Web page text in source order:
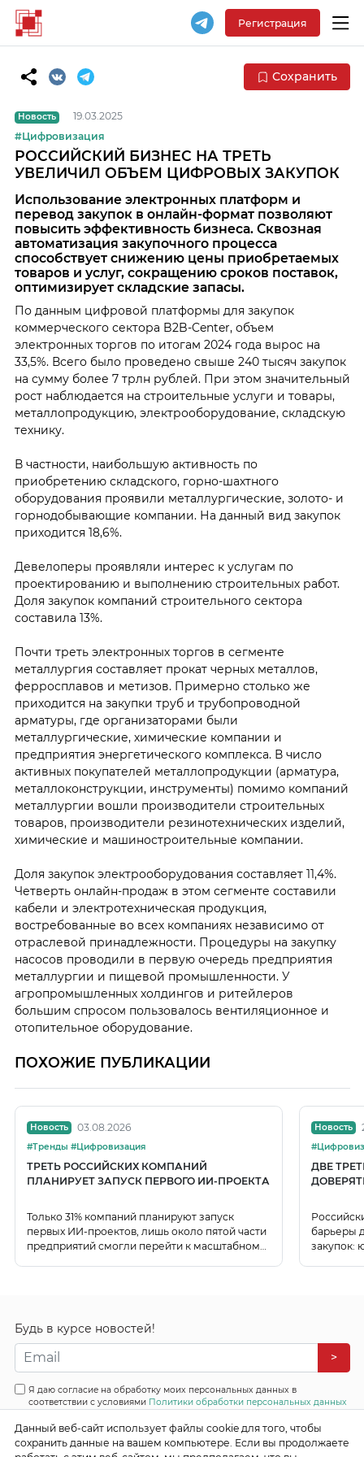
Регистрация
Сохранить
Новость
19.03.2025
#Цифровизация
РОССИЙСКИЙ БИЗНЕС НА ТРЕТЬ
УВЕЛИЧИЛ ОБЪЕМ ЦИФРОВЫХ ЗАКУПОК
Использование электронных платформ и
перевод закупок в онлайн-формат позволяют
повысить эффективность бизнеса. Сквозная
автоматизация закупочного процесса
способствует снижению цены приобретаемых
товаров и услуг, сокращению сроков поставок,
оптимизирует складские запасы.
По данным цифровой платформы для закупок
коммерческого сектора B2B-Center, объем
электронных торгов по итогам 2024 года вырос на
33,5%. Всего было проведено свыше 240 тысяч закупок
на сумму более 7 трлн рублей. При этом значительный
рост наблюдается на строительные услуги и товары,
металлопродукцию, электрооборудование, складскую
технику.
В частности, наибольшую активность по
приобретению складского, горно-шахтного
оборудования проявили металлургические, золото- и
горнодобывающие компании. На данный вид закупок
приходится 18,6%.
Девелоперы проявляли интерес к услугам по
проектированию и выполнению строительных работ.
Доля закупок компаний строительного сектора
составила 13%.
Почти треть электронных торгов в сегменте
металлургия составляет прокат черных металлов,
ферросплавов и метизов. Примерно столько же
приходится на закупки труб и трубопроводной
арматуры, где организаторами были
металлургические, химические компании и
предприятия энергетического комплекса. В число
активных покупателей металлопродукции (арматура,
металлоконструкции, инструменты) помимо компаний
металлургии вошли производители строительных
товаров, производители резинотехнических изделий,
химические и машиностроительные компании.
Доля закупок электрооборудования составляет 11,4%.
Четверть онлайн-продаж в этом сегменте составили
кабели и электротехническая продукция,
востребованные во всех компаниях независимо от
отраслевой принадлежности. Процедуры на закупку
насосов проводили в первую очередь предприятия
металлургии и пищевой промышленности. У
агропромышленных холдингов и ритейлеров
большим спросом пользовалось вентиляционное и
отопительное оборудование.
ПОХОЖИЕ ПУБЛИКАЦИИ
Новость 03.08.2026
#Тренды #Цифровизация
ТРЕТЬ РОССИЙСКИХ КОМПАНИЙ
ПЛАНИРУЕТ ЗАПУСК ПЕРВОГО ИИ-ПРОЕКТА
Только 31% компаний планируют запуск
первых ИИ-проектов, лишь около пятой части
предприятий смогли перейти к масштабному
Новость
ДВЕ
барьеры
закупок:
Будь в курсе новостей!
>
Я даю согласие на обработку моих персональных данных в
соответствии с условиями Политики обработки персональных данных
Все права защищены
© 2026 Эффективные бизнес системы
Данный веб-сайт использует файлы cookie для того, чтобы
сохранить данные на вашем компьютере. Если вы продолжаете